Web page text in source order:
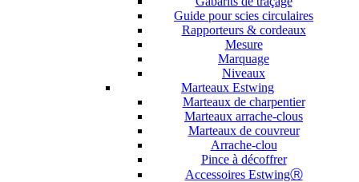
Guide pour scies circulaires
Rapporteurs & cordeaux
Mesure
Marquage
Niveaux
Marteaux Estwing
Marteaux de charpentier
Marteaux arrache-clous
Marteaux de couvreur
Arrache-clou
Pince à décoffrer
Accessoires EstwingⓇ